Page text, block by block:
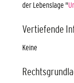
der Lebenslage "
Vertiefende
Keine